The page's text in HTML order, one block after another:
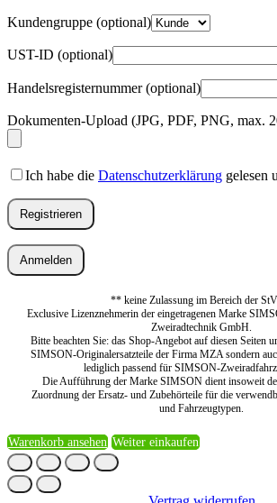
Kundengruppe (optional)
UST-ID (optional)
Handelsregisternummer(optional)
Dokumenten-Upload (JPG, PDF, PNG, max.
Ich habe die Datenschutzerklärung gelesen
Registrieren
Anmelden
** keine Zulassung im Bereich der
Exclusive Lizenznehmerin der eingetragenen Marke
Zweiradtechnik GmbH.
Bitte beachten Sie: das Shop-Angebot auf diesen Seiten
SIMSON-Originalersatzteile der Firma MZA sondern
lediglich passend für SIMSON-
Die Aufführung der Marke SIMSON dient insoweit
Zuordnung der Ersatz- und Zubehörteile für die
und Fahrzeugtypen.
Warenkorb ansehen Weiter einkaufen